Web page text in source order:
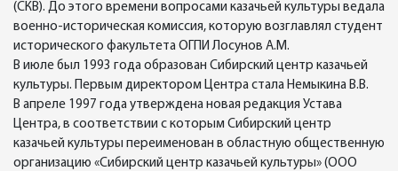
(СКВ). До этого времени вопросами казачьей культуры ведала
военно-историческая комиссия, которую возглавлял студент
исторического факультета ОГПИ Лосунов А.М.
В июле был 1993 года образован Сибирский центр казачьей
культуры. Первым директором Центра стала Немыкина В.В.
В апреле 1997 года утверждена новая редакция Устава
Центра, в соответствии с которым Сибирский центр
казачьей культуры переименован в областную общественную
организацию «Сибирский центр казачьей культуры» (ООО